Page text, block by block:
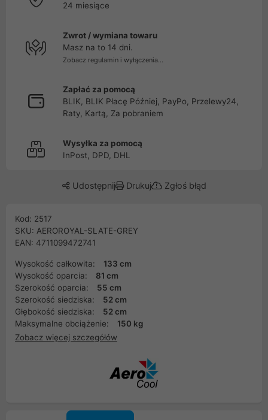
24 miesiące
Zwrot / wymiana towaru
Masz na to 14 dni.
Zobacz regulamin i wyłączenia...
Zapłać za pomocą
BLIK, BLIK Płacę Później, PayPo, Przelewy24,
Raty, Kartą, Za pobraniem
Wysyłka za pomocą
InPost, DPD, DHL
Udostępnij Drukuj Zgłoś błąd
Kod: 2517
SKU: AEROROYAL-SLATE-GREY
EAN: 4711099472741
Wysokość całkowita:
133 cm
Wysokość oparcia:
81 cm
Szerokość oparcia:
55 cm
Szerokość siedziska:
52 cm
Głębokość siedziska:
52 cm
Maksymalne obciążenie:
150 kg
Zobacz więcej szczegółów